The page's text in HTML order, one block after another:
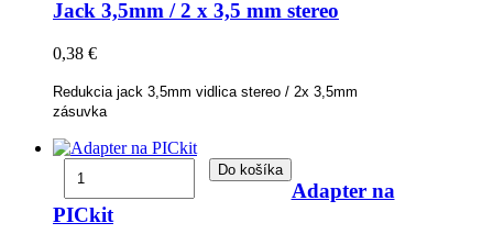
Jack 3,5mm / 2 x 3,5 mm stereo
0,38 €
Redukcia jack 3,5mm vidlica stereo / 2x 3,5mm
zásuvka
Do košíka
Adapter na
PICkit